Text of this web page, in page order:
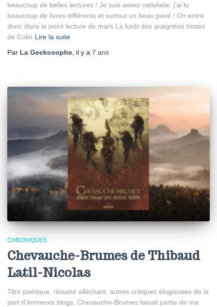
beaucoup de belles lectures ! Je suis assez satisfaite, j’ai lu
beaucoup de livres différents et surtout un beau pavé ! On entre
donc dans le point lecture de mars La forêt des araignées tristes
de Colin Lire la suite
Par La Geekosophe , il y a 7 ans
CHRONIQUES
Chevauche-Brumes de Thibaud
Latil-Nicolas
Titre poétique, résumé alléchant, autres critiques élogieuses de la
part d’éminents blogs, Chevauche-Brumes faisait partie de ma